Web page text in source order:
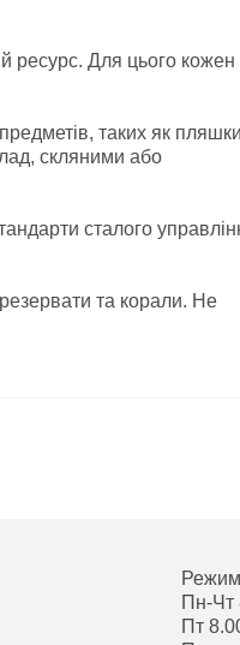
ресурс. Для цього кожен
таких як
скляними або
сталого
та корали. Не
Пн-Чт
Пт